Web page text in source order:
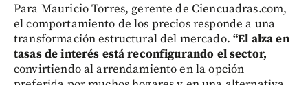
Para Mauricio Torres, gerente de Ciencuadras.com,
el comportamiento de los precios responde a una
transformación estructural del mercado. “El alza en
tasas de interés está reconfigurando el sector,
convirtiendo al arrendamiento en la opción